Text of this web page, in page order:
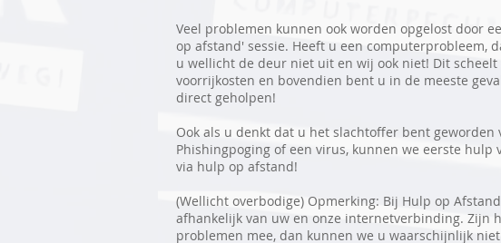
Veel problemen kunnen ook worden opgelost door
op afstand' sessie. Heeft u een computerprobleem,
u wellicht de deur niet uit en wij ook niet! Dit scheelt
voorrijkosten en bovendien bent u in de meeste
direct geholpen!
Ook als u denkt dat u het slachtoffer bent geworden
Phishingpoging of een virus, kunnen we eerste hulp
via hulp op afstand!
(Wellicht overbodige) Opmerking: Bij Hulp op
afhankelijk van uw en onze internetverbinding. Zijn
problemen mee, dan kunnen we u waarschijnlijk